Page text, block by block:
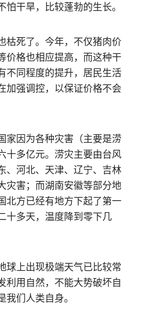
干旱，比较蓬勃的生长。
枯死了。今年，不仅猪肉价
价格也相应提高，而这种干
不同程度的提升，居民生活
加强调控，以保证价格不会
家因为各种灾害（主要是涝
十多亿元。涝灾主要由台风
、河北、天津、辽宁、吉林
灾害；而湖南安徽等部分地
北方已经有地方下起了第一
十多天，温度降到零下几
球上出现极端天气已比较常
利用自然，不能大势破坏自
们人类自身。